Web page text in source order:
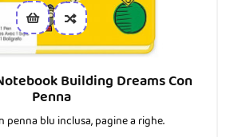
Building Dreams Con
Penna
penna blu inclusa, pagine a righe.